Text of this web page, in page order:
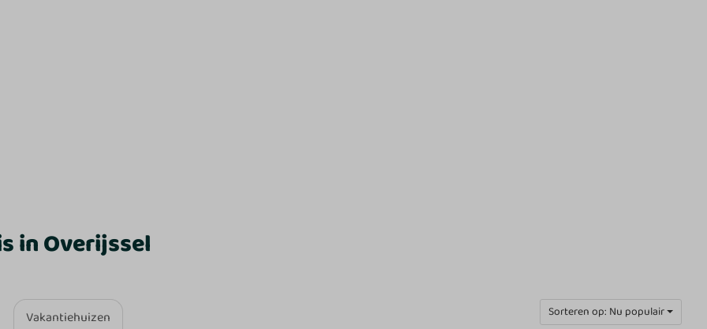
in Overijssel
Sorteren op: Nu populair
Vakantiehuizen